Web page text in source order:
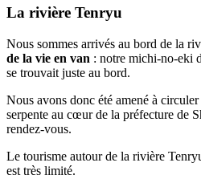
La rivière Tenryu
Nous sommes arrivés au bord de la
de la vie en van : notre michi-no-eki
se trouvait juste au bord.
Nous avons donc été amené à
serpente au cœur de la préfecture de
rendez-vous.
Le tourisme autour de la rivière
est très limité.